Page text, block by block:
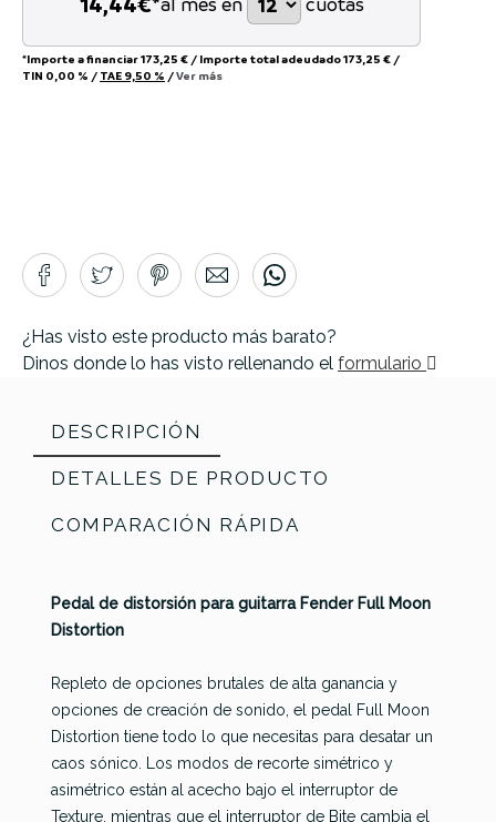
*Importe a financiar173,25 € / Importe total adeudado173,25 € /
TIN 0,00 % / TAE 9,50 % /Ver más
¿Has visto este producto más barato?
Dinos donde lo has visto rellenando el formulario
DESCRIPCIÓN
DETALLES DE PRODUCTO
COMPARACIÓN RÁPIDA
Pedal de distorsión para guitarra Fender Full Moon
Distortion
Repleto de opciones brutales de alta ganancia y
opciones de creación de sonido, el pedal Full Moon
Distortion tiene todo lo que necesitas para desatar un
caos sónico. Los modos de recorte simétrico y
asimétrico están al acecho bajo el interruptor de
Texture, mientras que el interruptor de Bite cambia el
Referencia PEDAGUIFEN029
Mad
Royal
Ibanez
TS9DX
EarthQuaker